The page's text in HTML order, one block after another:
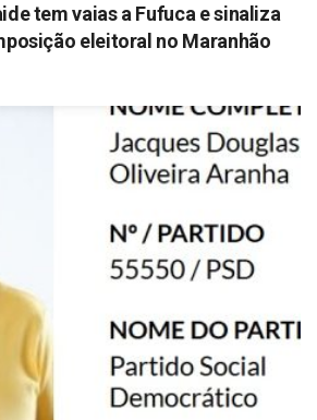
tem vaias a Fufuca e sinaliza
eleitoral no Maranhão